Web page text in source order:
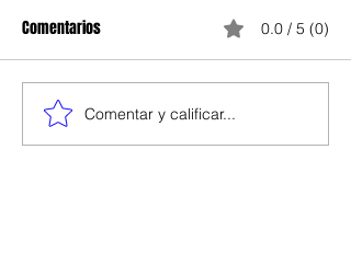
Comentarios 0.0 / 5 (0)
Comentar y calificar...